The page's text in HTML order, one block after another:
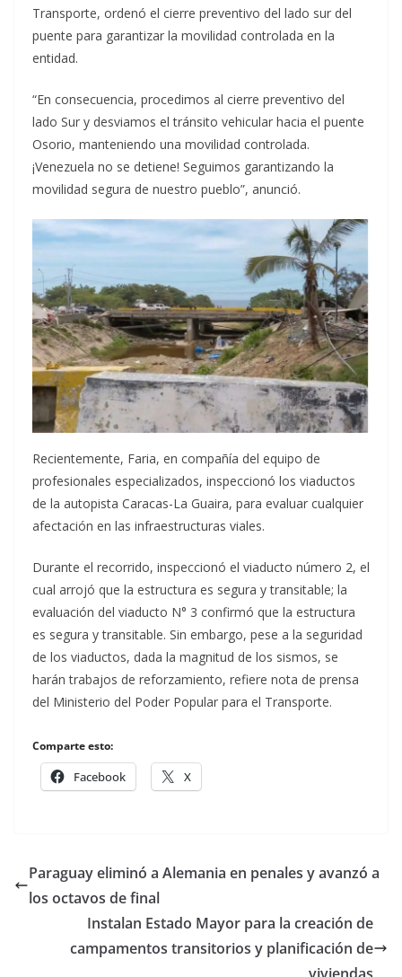
Transporte, ordenó el cierre preventivo del lado sur del
puente para garantizar la movilidad controlada en la
entidad.
“En consecuencia, procedimos al cierre preventivo del
lado Sur y desviamos el tránsito vehicular hacia el puente
Osorio, manteniendo una movilidad controlada.
¡Venezuela no se detiene! Seguimos garantizando la
movilidad segura de nuestro pueblo”, anunció.
Recientemente, Faria, en compañía del equipo de
profesionales especializados, inspeccionó los viaductos
de la autopista Caracas-La Guaira, para evaluar cualquier
afectación en las infraestructuras viales.
Durante el recorrido, inspeccionó el viaducto número 2, el
cual arrojó que la estructura es segura y transitable; la
evaluación del viaducto N° 3 confirmó que la estructura
es segura y transitable. Sin embargo, pese a la seguridad
de los viaductos, dada la magnitud de los sismos, se
harán trabajos de reforzamiento, refiere nota de prensa
del Ministerio del Poder Popular para el Transporte.
Comparte esto:
Facebook X
Paraguay eliminó a Alemania en penales y avanzó a
los octavos de final
Instalan Estado Mayor para la creación de
campamentos transitorios y planificación de